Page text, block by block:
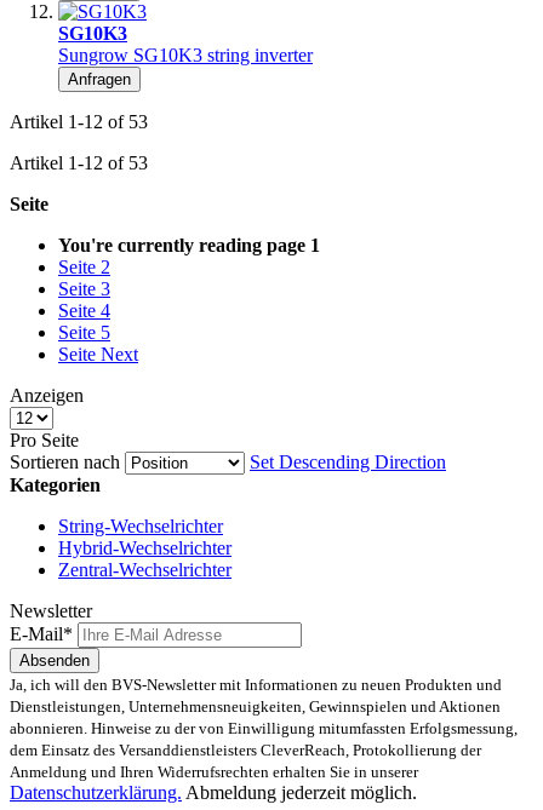
SG10K3
Sungrow SG10K3 string inverter
Anfragen
Artikel 1-12 of 53
Artikel 1-12 of 53
Seite
You're currently reading page 1
Seite 2
Seite 3
Seite 4
Seite 5
Seite Next
Anzeigen
Pro Seite
Sortieren nach
Set Descending Direction
Kategorien
String-Wechselrichter
Hybrid-Wechselrichter
Zentral-Wechselrichter
Newsletter
E-Mail*
Absenden
Ja, ich will den BVS-Newsletter mit Informationen zu neuen Produkten und
Dienstleistungen, Unternehmensneuigkeiten, Gewinnspielen und Aktionen
abonnieren. Hinweise zu der von Einwilligung mitumfassten Erfolgsmessung,
dem Einsatz des Versanddienstleisters CleverReach, Protokollierung der
Anmeldung und Ihren Widerrufsrechten erhalten Sie in unserer
Datenschutzerklärung. Abmeldung jederzeit möglich.